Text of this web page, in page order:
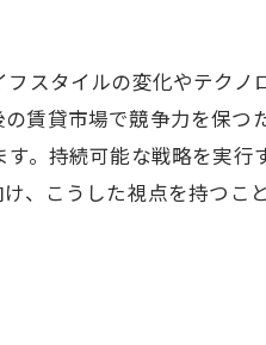
スタイルの変化やテクノ
賃貸市場で競争力を保つ
。持続可能な戦略を実行
、こうした視点を持つこと